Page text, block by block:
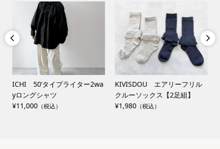

ICHI 50’タイプライター2wa
yロングシャツ
¥11,000（税込）
KIVISDOU エアリーフリル
クルーソックス【2足組】
¥1,980（税込）
